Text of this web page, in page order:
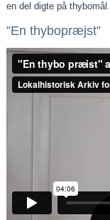
en del digte på thybomål.
”En thybopræjst”